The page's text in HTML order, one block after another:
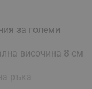
за големи
височина 8 см